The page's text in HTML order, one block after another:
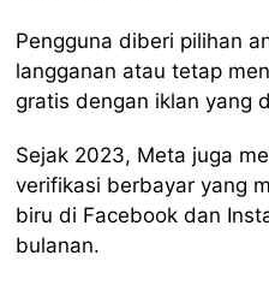
Pengguna diberi pilihan
langganan atau tetap
gratis dengan iklan yang
Sejak 2023, Meta juga
verifikasi berbayar yang
biru di Facebook dan
bulanan.